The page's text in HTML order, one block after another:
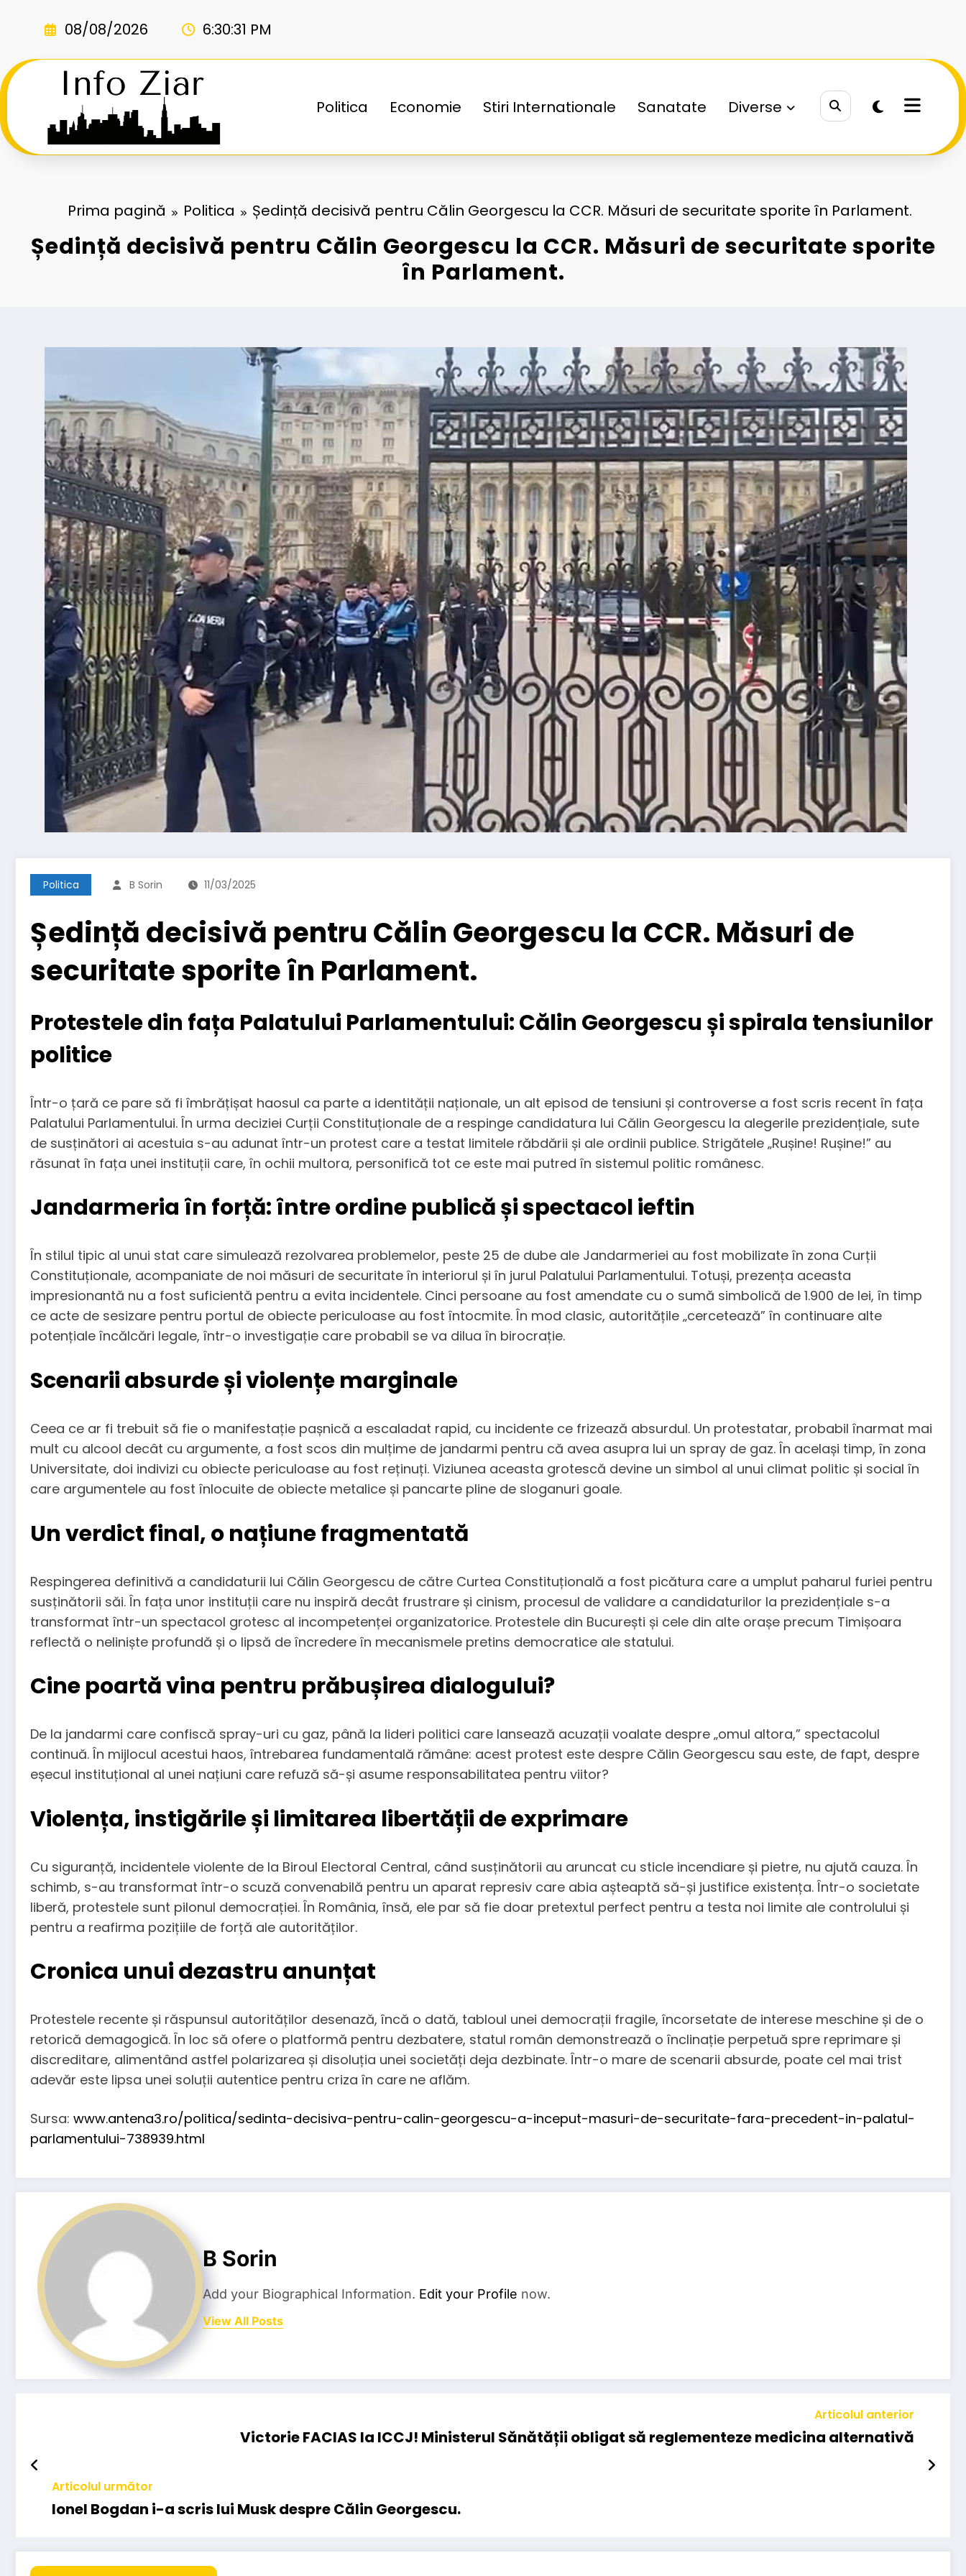
08/08/2026 6:30:33 PM
Politica Economie Stiri Internationale Sanatate Diverse
Prima pagină Politica Ședință decisivă pentru Călin Georgescu la CCR. Măsuri de securitate sporite în Parlament.
Ședință decisivă pentru Călin Georgescu la CCR. Măsuri de securitate sporite
în Parlament.
Politica B Sorin 11/03/2025
Ședință decisivă pentru Călin Georgescu la CCR. Măsuri de
securitate sporite în Parlament.
Protestele din fața Palatului Parlamentului: Călin Georgescu și spirala tensiunilor
politice
Într-o țară ce pare să fi îmbrățișat haosul ca parte a identității naționale, un alt episod de tensiuni și controverse a fost scris recent în fața
Palatului Parlamentului. În urma deciziei Curții Constituționale de a respinge candidatura lui Călin Georgescu la alegerile prezidențiale, sute
de susținători ai acestuia s-au adunat într-un protest care a testat limitele răbdării și ale ordinii publice. Strigătele „Rușine! Rușine!” au
răsunat în fața unei instituții care, în ochii multora, personifică tot ce este mai putred în sistemul politic românesc.
Jandarmeria în forță: între ordine publică și spectacol ieftin
În stilul tipic al unui stat care simulează rezolvarea problemelor, peste 25 de dube ale Jandarmeriei au fost mobilizate în zona Curții
Constituționale, acompaniate de noi măsuri de securitate în interiorul și în jurul Palatului Parlamentului. Totuși, prezența aceasta
impresionantă nu a fost suficientă pentru a evita incidentele. Cinci persoane au fost amendate cu o sumă simbolică de 1.900 de lei, în timp
ce acte de sesizare pentru portul de obiecte periculoase au fost întocmite. În mod clasic, autoritățile „cercetează” în continuare alte
potențiale încălcări legale, într-o investigație care probabil se va dilua în birocrație.
Scenarii absurde și violențe marginale
Ceea ce ar fi trebuit să fie o manifestație pașnică a escaladat rapid, cu incidente ce frizează absurdul. Un protestatar, probabil înarmat mai
mult cu alcool decât cu argumente, a fost scos din mulțime de jandarmi pentru că avea asupra lui un spray de gaz. În același timp, în zona
Universitate, doi indivizi cu obiecte periculoase au fost reținuți. Viziunea aceasta grotescă devine un simbol al unui climat politic și social în
care argumentele au fost înlocuite de obiecte metalice și pancarte pline de sloganuri goale.
Un verdict final, o națiune fragmentată
Respingerea definitivă a candidaturii lui Călin Georgescu de către Curtea Constituțională a fost picătura care a umplut paharul furiei pentru
susținătorii săi. În fața unor instituții care nu inspiră decât frustrare și cinism, procesul de validare a candidaturilor la prezidențiale s-a
transformat într-un spectacol grotesc al incompetenței organizatorice. Protestele din București și cele din alte orașe precum Timișoara
reflectă o neliniște profundă și o lipsă de încredere în mecanismele pretins democratice ale statului.
Cine poartă vina pentru prăbușirea dialogului?
De la jandarmi care confiscă spray-uri cu gaz, până la lideri politici care lansează acuzații voalate despre „omul altora,” spectacolul
continuă. În mijlocul acestui haos, întrebarea fundamentală rămâne: acest protest este despre Călin Georgescu sau este, de fapt, despre
eșecul instituțional al unei națiuni care refuză să-și asume responsabilitatea pentru viitor?
Violența, instigările și limitarea libertății de exprimare
Cu siguranță, incidentele violente de la Biroul Electoral Central, când susținătorii au aruncat cu sticle incendiare și pietre, nu ajută cauza. În
schimb, s-au transformat într-o scuză convenabilă pentru un aparat represiv care abia așteaptă să-și justifice existența. Într-o societate
liberă, protestele sunt pilonul democrației. În România, însă, ele par să fie doar pretextul perfect pentru a testa noi limite ale controlului și
pentru a reafirma pozițiile de forță ale autorităților.
Cronica unui dezastru anunțat
Protestele recente și răspunsul autorităților desenază, încă o dată, tabloul unei democrații fragile, încorsetate de interese meschine și de o
retorică demagogică. În loc să ofere o platformă pentru dezbatere, statul român demonstrează o înclinație perpetuă spre reprimare și
discreditare, alimentând astfel polarizarea și disoluția unei societăți deja dezbinate. Într-o mare de scenarii absurde, poate cel mai trist
adevăr este lipsa unei soluții autentice pentru criza în care ne aflăm.
Sursa: www.antena3.ro/politica/sedinta-decisiva-pentru-calin-georgescu-a-inceput-masuri-de-securitate-fara-precedent-in-palatul-
parlamentului-738939.html
B Sorin
Add your Biographical Information. Edit your Profile now.
View All Posts
Articolul anterior
Victorie FACIAS la ICCJ! Ministerul Sănătății obligat să reglementeze medicina alternativă
Articolul următor
Ionel Bogdan i-a scris lui Musk despre Călin Georgescu.